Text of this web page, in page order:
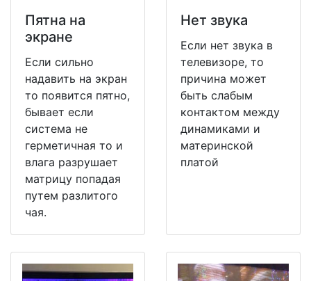
Пятна на
экране
Если сильно
надавить на экран
то появится пятно,
бывает если
система не
герметичная то и
влага разрушает
матрицу попадая
путем разлитого
чая.
Нет звука
Если нет звука в
телевизоре, то
причина может
быть слабым
контактом между
динамиками и
материнской
платой